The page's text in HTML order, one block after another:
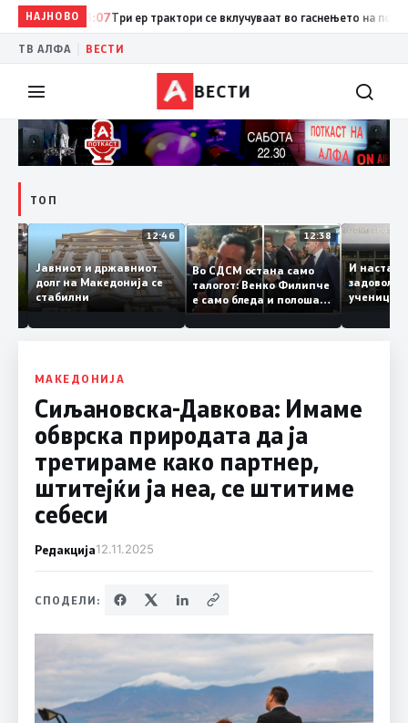
НАЈНОВО
13:07 Три ер трактори се вклучуваат во гаснењето на пожарот
ТВ АЛФА ВЕСТИ
ВЕСТИ
ТОП
12:47
ги
12:46
Јавниот и државниот
долг на Македонија се
стабилни
12:38
Во СДСМ остана само
талогот: Венко Филипче
е само бледа и полоша
копија дури и од Зоран
Заев
И
МАКЕДОНИЈА
Сиљановска-Давкова: Имаме
обврска природата да ја
третираме како партнер,
штитејќи ја неа, се штитиме
себеси
Редакција12.11.2025
СПОДЕЛИ: